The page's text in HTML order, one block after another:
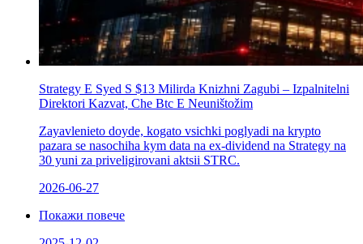
Strategy Е Syed S $13 Milirda Knizhni Zagubi – Izpalnitelni
Direktori Kazvat, Che Btc E Neuništožim
Zayavlenieto doyde, kogato vsichki poglyadi na krypto
pazara se nasochіha kym data na ex-dividend na Strategy na
30 yuni za priveligirovani aktsii STRC.
2026-06-27
Покажи повече